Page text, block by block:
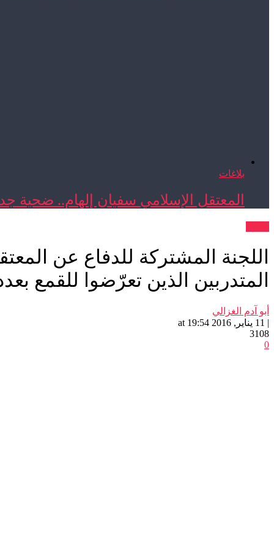
بلاغات
المعتقل الإسلامي سفيان إلهام.. ضحية
اللجنة المشتركة للدفاع عن
المتدربين الذين تعرّضوا للقمع
أبو آدم الغزالي
| 11 يناير, 2016 at 19:54
3108
0